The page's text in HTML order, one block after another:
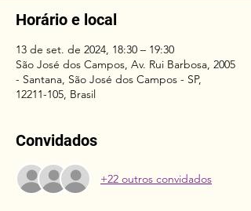
Horário e local
13 de set. de 2024, 18:30 – 19:30
São José dos Campos, Av. Rui Barbosa, 2005
- Santana, São José dos Campos - SP,
12211-105, Brasil
Convidados
+22 outros convidados